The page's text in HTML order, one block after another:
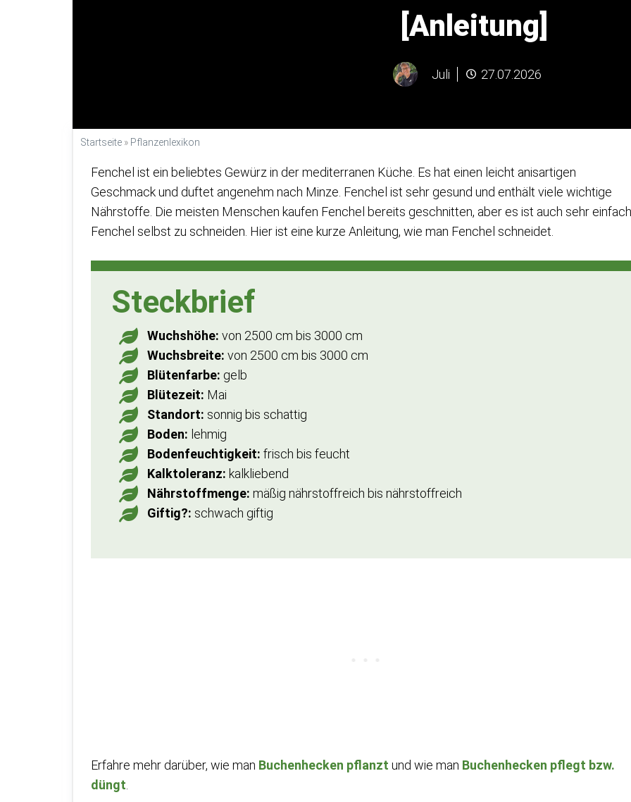
[Anleitung]
Juli 27.07.2026
Startseite » Pflanzenlexikon
Fenchel ist ein beliebtes Gewürz in der mediterranen Küche. Es hat einen leicht anisartigen
Geschmack und duftet angenehm nach Minze. Fenchel ist sehr gesund und enthält viele wichtige
Nährstoffe. Die meisten Menschen kaufen Fenchel bereits geschnitten, aber es ist auch sehr
Fenchel selbst zu schneiden. Hier ist eine kurze Anleitung, wie man Fenchel schneidet.
Steckbrief
Wuchshöhe: von 2500 cm bis 3000 cm
Wuchsbreite: von 2500 cm bis 3000 cm
Blütenfarbe: gelb
Blütezeit: Mai
Standort: sonnig bis schattig
Boden: lehmig
Bodenfeuchtigkeit: frisch bis feucht
Kalktoleranz: kalkliebend
Nährstoffmenge: mäßig nährstoffreich bis nährstoffreich
Giftig?: schwach giftig
Erfahre mehr darüber, wie man Buchenhecken pflanzt und wie man Buchenhecken pflegt bzw.
düngt